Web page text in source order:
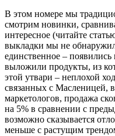
В этом номере мы
смотрим новинки,
интересное (читайте
выкладки мы не
единственное –
выложили продукты, из
этой утвари – неплохой
связанных с Масленицей,
маркетологов, продажа
на 5% в сравнении с
возможно сказывается
меньше с растущим